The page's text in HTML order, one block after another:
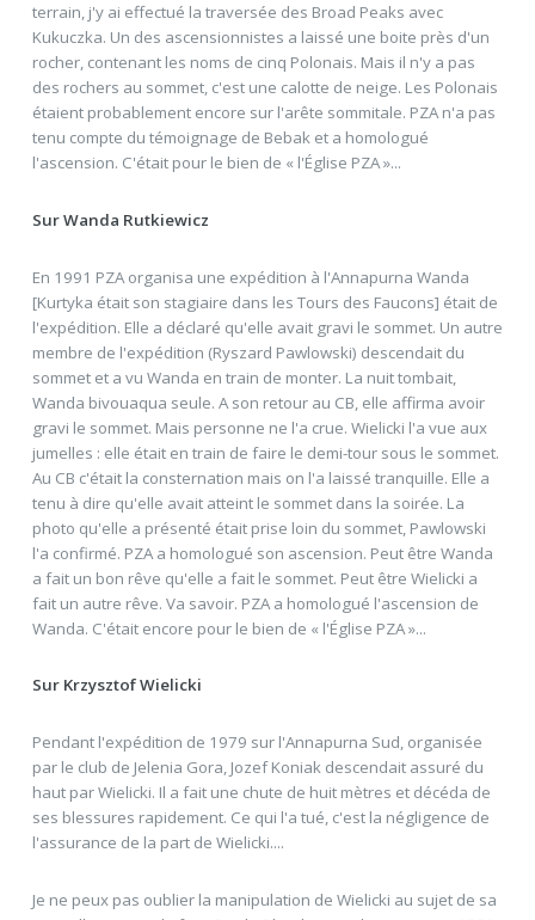
terrain, j'y ai effectué la traversée des Broad Peaks avec
Kukuczka. Un des ascensionnistes a laissé une boite près d'un
rocher, contenant les noms de cinq Polonais. Mais il n'y a pas
des rochers au sommet, c'est une calotte de neige. Les Polonais
étaient probablement encore sur l'arête sommitale. PZA n'a pas
tenu compte du témoignage de Bebak et a homologué
l'ascension. C'était pour le bien de « l'Église PZA »...
Sur Wanda Rutkiewicz
En 1991 PZA organisa une expédition à l'Annapurna Wanda
[Kurtyka était son stagiaire dans les Tours des Faucons] était de
l'expédition. Elle a déclaré qu'elle avait gravi le sommet. Un autre
membre de l'expédition (Ryszard Pawlowski) descendait du
sommet et a vu Wanda en train de monter. La nuit tombait,
Wanda bivouaqua seule. A son retour au CB, elle affirma avoir
gravi le sommet. Mais personne ne l'a crue. Wielicki l'a vue aux
jumelles : elle était en train de faire le demi-tour sous le sommet.
Au CB c'était la consternation mais on l'a laissé tranquille. Elle a
tenu à dire qu'elle avait atteint le sommet dans la soirée. La
photo qu'elle a présenté était prise loin du sommet, Pawlowski
l'a confirmé. PZA a homologué son ascension. Peut être Wanda
a fait un bon rêve qu'elle a fait le sommet. Peut être Wielicki a
fait un autre rêve. Va savoir. PZA a homologué l'ascension de
Wanda. C'était encore pour le bien de « l'Église PZA »...
Sur Krzysztof Wielicki
Pendant l'expédition de 1979 sur l'Annapurna Sud, organisée
par le club de Jelenia Gora, Jozef Koniak descendait assuré du
haut par Wielicki. Il a fait une chute de huit mètres et décéda de
ses blessures rapidement. Ce qui l'a tué, c'est la négligence de
l'assurance de la part de Wielicki....
Je ne peux pas oublier la manipulation de Wielicki au sujet de sa